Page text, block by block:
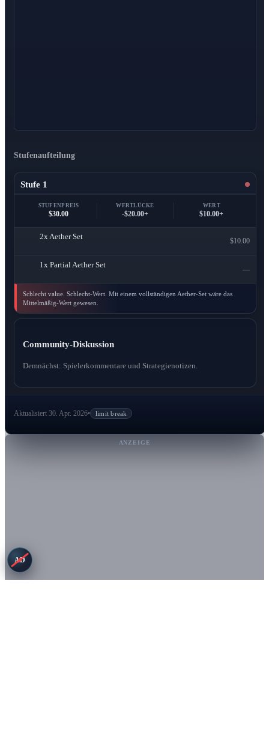
Stufenaufteilung
Stufe 1
STUFENPREIS
$30.00
WERTLÜCKE
-$20.00+
WERT
$10.00+
2x Aether Set
$10.00
1x Partial Aether Set
—
Schlecht value. Schlecht-Wert. Mit einem vollständigen Aether-Set wäre das
Mittelmäßig-Wert gewesen.
Community-Diskussion
Demnächst: Spielerkommentare und Strategienotizen.
Aktualisiert 30. Apr. 2026• limit break
ANZEIGE
AD